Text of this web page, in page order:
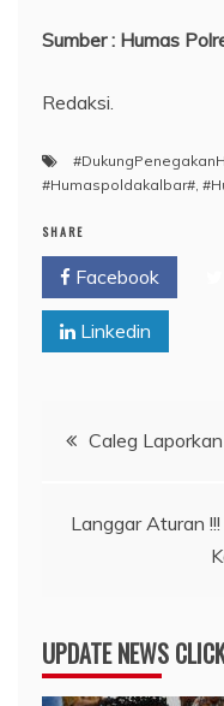
Sumber : Humas
Redaksi.
#Humaspoldakalbar#
SHARE
Facebook
Linkedin
Navigasi
Caleg
Langgar Aturan
UPDATE NEWS